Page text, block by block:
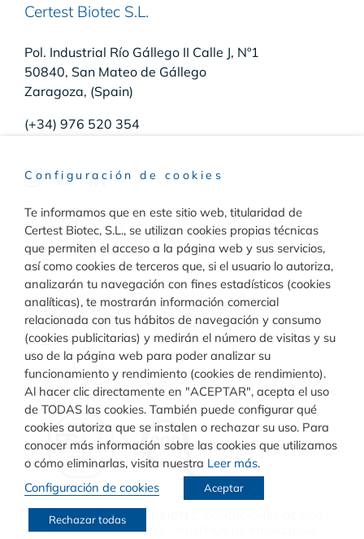
Certest Biotec S.L.
Pol. Industrial Río Gállego II Calle J, Nº1
50840, San Mateo de Gállego
Zaragoza, (Spain)
(+34) 976 520 354
Raw Materials
Toggle
Navigation
Materiales para inmunodiagnóstico
Materiales para diagnóstico molecular
Diagnóstico
Toggle
Navigation
Rapid Test
Turbilatex
Calidad
© COPYRIGHT CERTEST BIOTEC.
POLÍTICA DE COOKIES
Configuración de cookies
Te informamos que en este sitio web, titularidad de
Certest Biotec, S.L., se utilizan cookies propias técnicas
que permiten el acceso a la página web y sus servicios,
así como cookies de terceros que, si el usuario lo autoriza,
analizarán tu navegación con fines estadísticos (cookies
analíticas), te mostrarán información comercial
relacionada con tus hábitos de navegación y consumo
(cookies publicitarias) y medirán el número de visitas y su
uso de la página web para poder analizar su
funcionamiento y rendimiento (cookies de rendimiento).
Al hacer clic directamente en "ACEPTAR", acepta el uso
de TODAS las cookies. También puede configurar qué
cookies autoriza que se instalen o rechazar su uso. Para
conocer más información sobre las cookies que utilizamos
o cómo eliminarlas, visita nuestra Leer más.
Configuración de cookies
Aceptar
Rechazar todas